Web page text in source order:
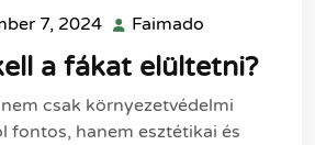
7, 2024 november
2024
Faimado
a fákat elültetni?
csak környezetvédelmi
fontos, hanem esztétikai és